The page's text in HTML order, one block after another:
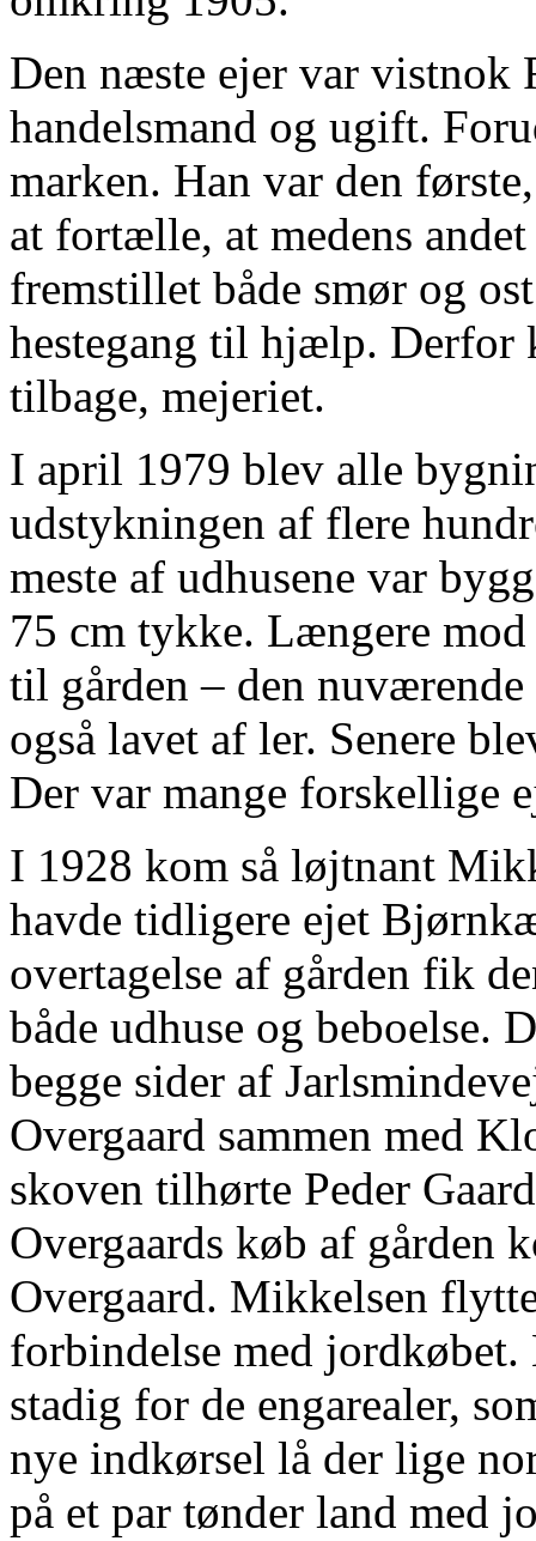
Den næste ejer var vistnok
handelsmand og ugift.
marken. Han var den
at fortælle, at medens
fremstillet både smør og
hestegang til hjælp. Derfor
tilbage, mejeriet.
I april 1979 blev alle
udstykningen af flere
meste af udhusene var
75 cm tykke. Længere
til gården – den
også lavet af ler. Senere
Der var mange forskellige
I 1928 kom så løjtnant
havde tidligere ejet
overtagelse af gården fik
både udhuse og beboelse.
begge sider af
Overgaard sammen med
skoven tilhørte Peder
Overgaards køb af gården
Overgaard. Mikkelsen
forbindelse med
stadig for de engarealer,
nye indkørsel lå der lige
på et par tønder land med